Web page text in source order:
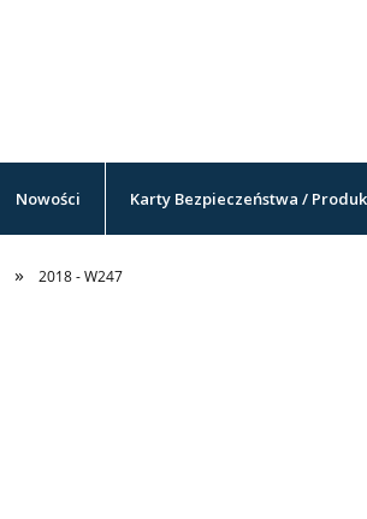
Nowości Karty Bezpieczeństwa /
» 2018 - W247